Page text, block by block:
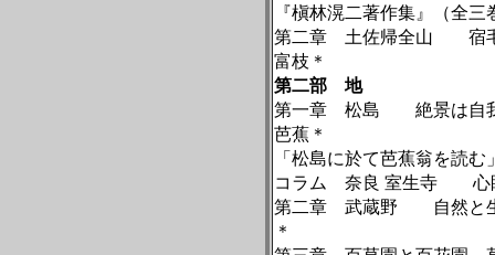
『槇林滉二著作集』（全
第二章 土佐帰全山 宿毛
富枝＊
第二部 地
第一章 松島 絶景は自我
芭蕉＊
「松島に於て芭蕉翁を読
コラム 奈良 室生寺 心眼
第二章 武蔵野 自然と生
＊